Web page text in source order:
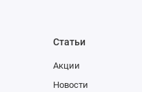
Статьи
Акции
Новости